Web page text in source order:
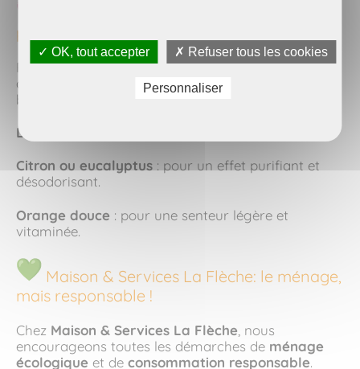
parfumez naturellement votre linge
Pour une touche fraîche et personnalisée,
ajoutez
une goutte d’huile essentielle
bidon de lessive.
Lavande
Citron ou eucalyptus : pour un effet purifiant et
désodorisant.
Orange douce : pour une senteur légère et
vitaminée.
Maison & Services La Flèche: le ménage,
mais responsable !
Chez Maison & Services La Flèche , nous
encourageons toutes les démarches de ménage
écologique et de consommation responsable.
✓ OK, tout accepter ✗ Refuser tous les cookies
Personnaliser